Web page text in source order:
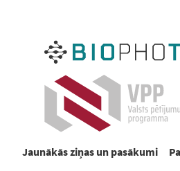
Jaunākās ziņas un pasākumi